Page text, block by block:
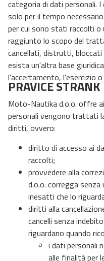
categoria di dati personali.
solo per il tempo
per cui sono stati raccolti
raggiunto lo scopo del
cancellati, distrutti, bloccati
esista un'altra base
l'accertamento, l'esercizio
PRAVICE STRANK
Moto-Nautika d.o.o. offre
personali vengono trattati
diritti, ovvero:
diritto di accesso ai
raccolti;
provvedere alla
d.o.o. corregga
inesatti che lo
diritti alla
cancelli senza
riguardano quando
i dati personali
alle finalità per